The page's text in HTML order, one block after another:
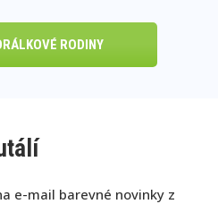
RODINY
e-mail barevné novinky z